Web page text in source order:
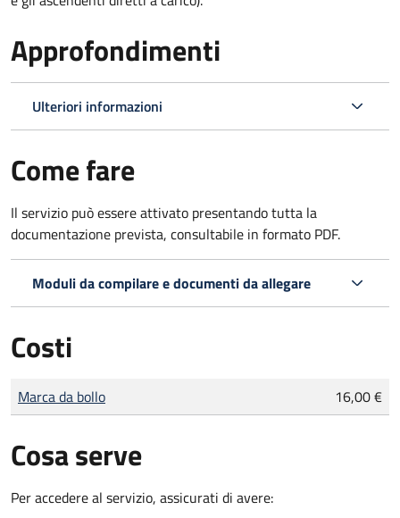
Approfondimenti
Ulteriori informazioni
Come fare
Il servizio può essere attivato presentando tutta la
documentazione prevista, consultabile in formato PDF.
Moduli da compilare e documenti da allegare
Costi
Tipo di pagamento
Importo
Marca da bollo 16,00 €
Cosa serve
Per accedere al servizio, assicurati di avere: